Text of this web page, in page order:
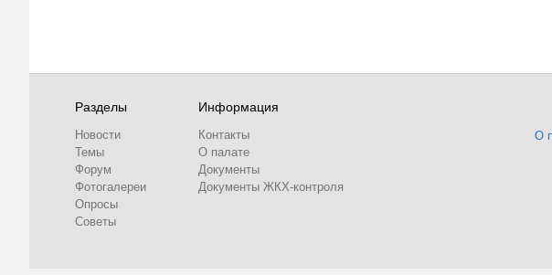
Разделы
Новости
Темы
Форум
Фотогалереи
Опросы
Советы
Информация
Контакты
О палате
Документы
Документы ЖКХ-контроля
О